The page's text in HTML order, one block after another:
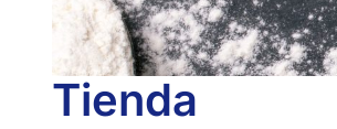
Tienda